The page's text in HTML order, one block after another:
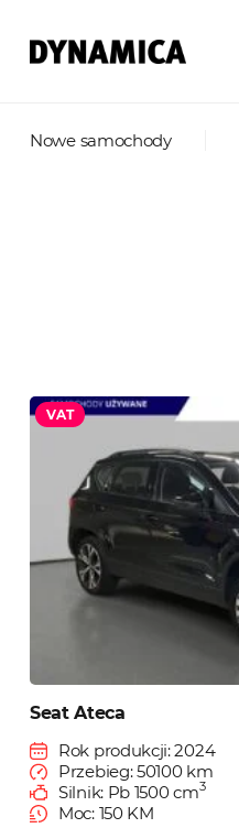
Nowe samochody
VAT
Seat Ateca
Rok produkcji: 2024
Przebieg: 50100 km
Silnik: Pb 1500 cm3
Moc: 150 KM